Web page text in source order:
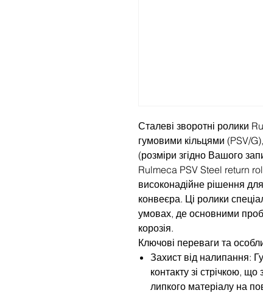
Сталеві зворотні ролики
гумовими кільцями (PSV/
(розміри згідно Вашого
Rulmeca PSV Steel return
високонадійне рішення для
конвеєра. Ці ролики
умовах, де основними
корозія.
Ключові переваги та
Захист від налипання:
контакту зі стрічкою,
липкого матеріалу на